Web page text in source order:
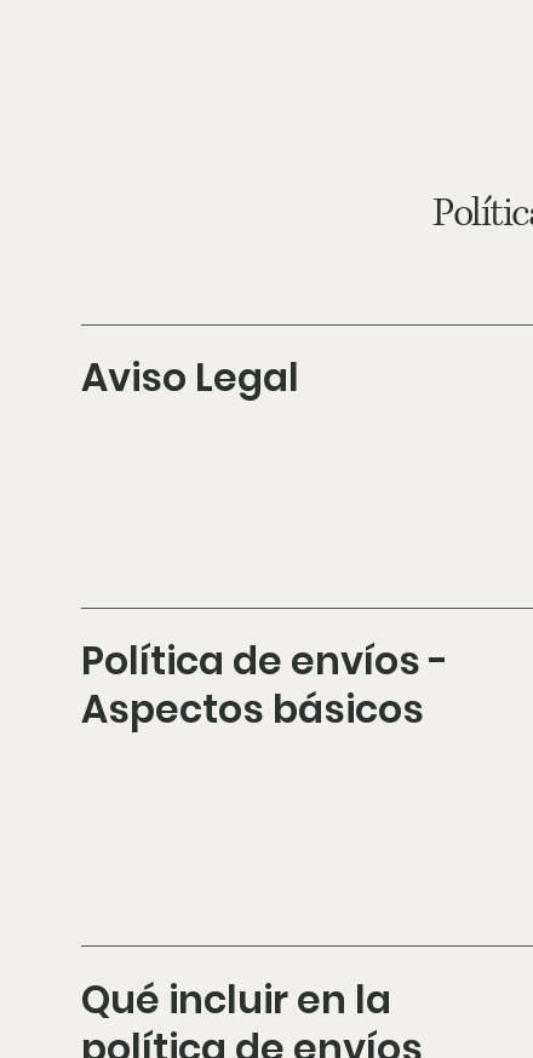
Aviso Legal
Política de envíos -
Aspectos básicos
Qué incluir en la